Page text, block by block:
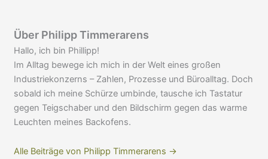
Über Philipp Timmerarens
Hallo, ich bin Phillipp!
Im Alltag bewege ich mich in der Welt eines großen
Industriekonzerns – Zahlen, Prozesse und Büroalltag. Doch
sobald ich meine Schürze umbinde, tausche ich Tastatur
gegen Teigschaber und den Bildschirm gegen das warme
Leuchten meines Backofens.
Alle Beiträge von Philipp Timmerarens →